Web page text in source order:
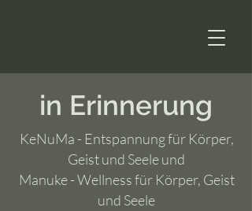
in Erinnerung
KeNuMa - Entspannung für Körper,
Geist und Seele und
Manuke - Wellness für Körper, Geist
und Seele